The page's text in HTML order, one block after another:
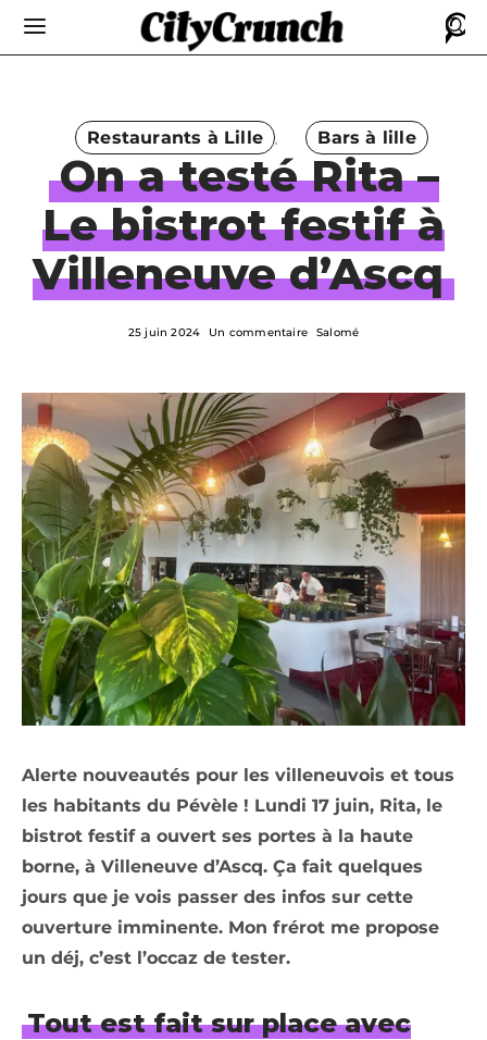
Restaurants à Lille Bars à lille
On a testé Rita –
Le bistrot festif à
Villeneuve d’Ascq
25 juin 2024 Un commentaire Salomé
Alerte nouveautés pour les villeneuvois et tous
les habitants du Pévèle ! Lundi 17 juin, Rita, le
bistrot festif a ouvert ses portes à la haute
borne, à Villeneuve d’Ascq. Ça fait quelques
jours que je vois passer des infos sur cette
ouverture imminente. Mon frérot me propose
un déj, c’est l’occaz de tester.
Tout est fait sur place avec